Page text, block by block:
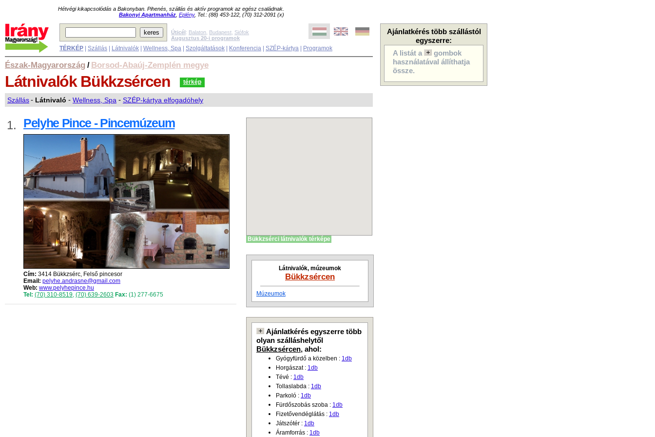
Hétvégi kikapcsolódás a Bakonyban. Pihenés, szállás és aktív programok az egész családnak.
Bakonyi Apartmanház Eplény, Tel.: (88) 453-122, (70) 312-2091 (x)
Ajánlatkérés több szállástól
egyszerre:
A listát a
gombok
használatával állíthatja
össze.
Úticél: Balaton Budapest Siófok
Augusztus 20-i programok
TÉRKÉP Szállás Látnivalók Wellness, Spa Szolgáltatások Konferencia SZÉP-kártya Programok
Észak-Magyarország / Borsod-Abaúj-Zemplén megye
Látnivalók Bükkzsércen térkép
Szállás- Látnivaló - Wellness, Spa - SZÉP-kártya elfogadóhely
1. Pelyhe Pince - Pincemúzeum
Cím: 3414 Bükkzsérc, Felső pincesor
Email: pelyhe.andrasne@gmail.com
Web: www.pelyhepince.hu
Tel: (70) 310-8519, (70) 639-2603 Fax: (1) 277-6675
Bükkzsérci látnivalók térképe
Látnivalók, múzeumok
Bükkzsércen
Múzeumok
Ajánlatkérés egyszerre több
olyan szálláshelytől
Bükkzsércen, ahol:
Gyógyfürdő a közelben : 1db
Horgászat : 1db
Tévé : 1db
Tollaslabda : 1db
Parkoló : 1db
Fürdőszobás szoba : 1db
Fizetővendéglátás : 1db
Játszótér : 1db
Áramforrás : 1db